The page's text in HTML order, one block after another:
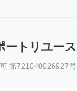
ートリユース
第721040026927号